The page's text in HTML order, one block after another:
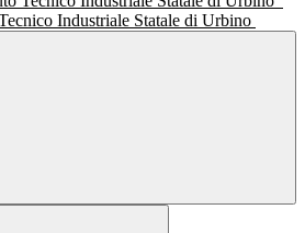
Industriale Statale di Urbino